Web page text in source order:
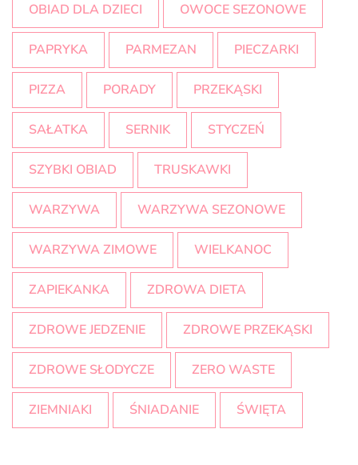
OBIAD DLA DZIECI OWOCE SEZONOWE
PAPRYKA PARMEZAN PIECZARKI
PIZZA PORADY PRZEKĄSKI
SAŁATKA SERNIK STYCZEŃ
SZYBKI OBIAD TRUSKAWKI
WARZYWA WARZYWA SEZONOWE
WARZYWA ZIMOWE WIELKANOC
ZAPIEKANKA ZDROWA DIETA
ZDROWE JEDZENIE ZDROWE PRZEKĄSKI
ZDROWE SŁODYCZE ZERO WASTE
ZIEMNIAKI ŚNIADANIE ŚWIĘTA